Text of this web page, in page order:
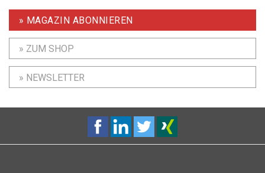
» MAGAZIN ABONNIEREN
» ZUM SHOP
» NEWSLETTER